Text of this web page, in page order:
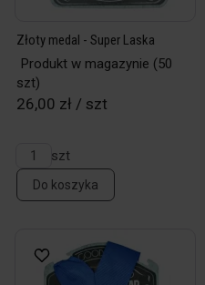
Złoty medal - Super Laska
Produkt w magazynie (50
szt)
26,00 zł / szt
szt
Do koszyka